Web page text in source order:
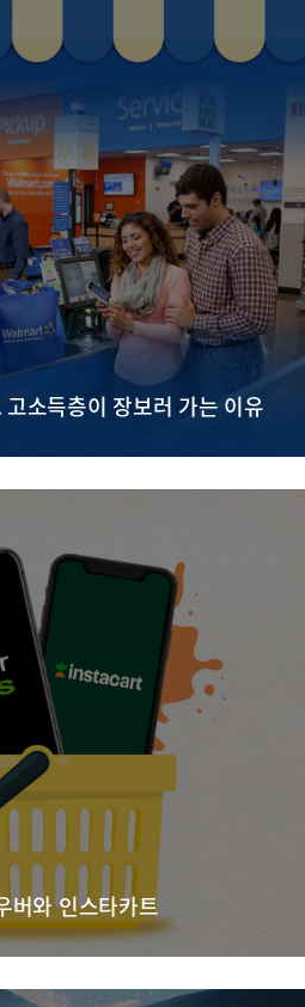
소득층이 장보러 가는 이유
버와 인스타카트